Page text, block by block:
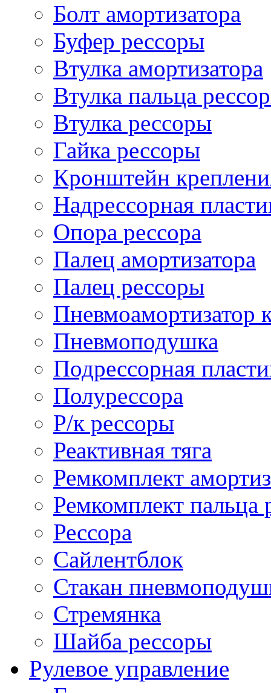
Болт амортизатора
Буфер рессоры
Втулка амортизатора
Втулка пальца
Втулка рессоры
Гайка рессоры
Кронштейн
Надрессорная
Опора рессора
Палец амортизатора
Палец рессоры
Пневмоамортизатор
Пневмоподушка
Подрессорная
Полурессора
Р/к рессоры
Реактивная тяга
Ремкомплект
Ремкомплект пальца
Рессора
Сайлентблок
Стакан
Стремянка
Шайба рессоры
Рулевое управление